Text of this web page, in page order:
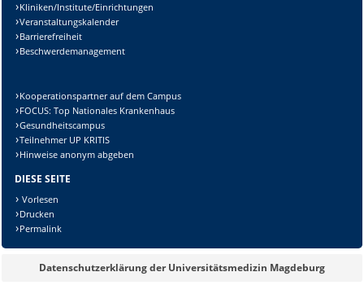
Kliniken/Institute/Einrichtungen
Veranstaltungskalender
Barrierefreiheit
Beschwerdemanagement
Kooperationspartner auf dem Campus
FOCUS: Top Nationales Krankenhaus
Gesundheitscampus
Teilnehmer UP KRITIS
Hinweise anonym abgeben
DIESE SEITE
Vorlesen
Drucken
Permalink
Datenschutzerklärung der Universitätsmedizin Magdeburg